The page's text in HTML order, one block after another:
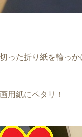
切った折り紙を輪っか
画用紙にペタリ！